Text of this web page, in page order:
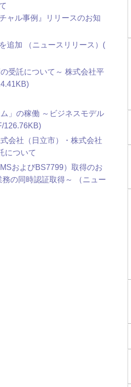
ャル事例』リリースのお知
追加 （ニュースリリース）(
受託について～ 株式会社平
」の稼働 ～ビジネスモデル
126.76KB)
会社（日立市）・株式会社
について
およびBS7799）取得のお
の同時認証取得～ （ニュー